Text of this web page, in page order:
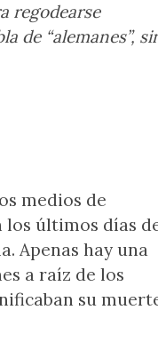
regodearse
de “alemanes”,
medios de
los últimos días
Apenas hay una
a raíz de los
su